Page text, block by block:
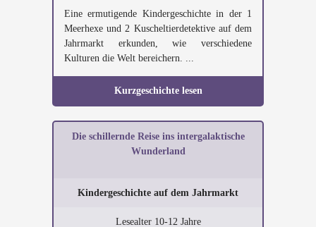
Eine ermutigende Kindergeschichte in der 1
Meerhexe und 2 Kuscheltierdetektive auf dem
Jahrmarkt erkunden, wie verschiedene
Kulturen die Welt bereichern. ...
Kurzgeschichte lesen
Die schillernde Reise ins intergalaktische
Wunderland
Kindergeschichte auf dem Jahrmarkt
Lesealter 10-12 Jahre